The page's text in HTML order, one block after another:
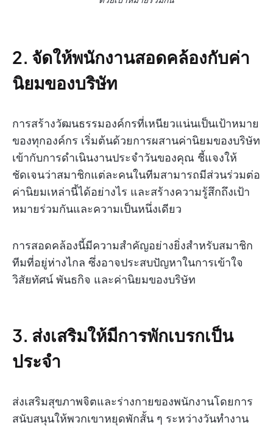
2. จัดให้พนักงานสอดคล้องกับค่า
นิยมของบริษัท
การสร้างวัฒนธรรมองค์กรที่เหนียวแน่นเป็นเป้าหมาย
ของทุกองค์กร เริ่มต้นด้วยการผสานค่านิยมของบริษัท
เข้ากับการดำเนินงานประจำวันของคุณ ชี้แจงให้
ชัดเจนว่าสมาชิกแต่ละคนในทีมสามารถมีส่วนร่วมต่อ
ค่านิยมเหล่านี้ได้อย่างไร และสร้างความรู้สึกถึงเป้า
หมายร่วมกันและความเป็นหนึ่งเดียว
การสอดคล้องนี้มีความสำคัญอย่างยิ่งสำหรับสมาชิก
ทีมที่อยู่ห่างไกล ซึ่งอาจประสบปัญหาในการเข้าใจ
วิสัยทัศน์ พันธกิจ และค่านิยมของบริษัท
3. ส่งเสริมให้มีการพักเบรกเป็น
ประจำ
ส่งเสริมสุขภาพจิตและร่างกายของพนักงานโดยการ
สนับสนุนให้พวกเขาหยุดพักสั้น ๆ ระหว่างวันทำงาน